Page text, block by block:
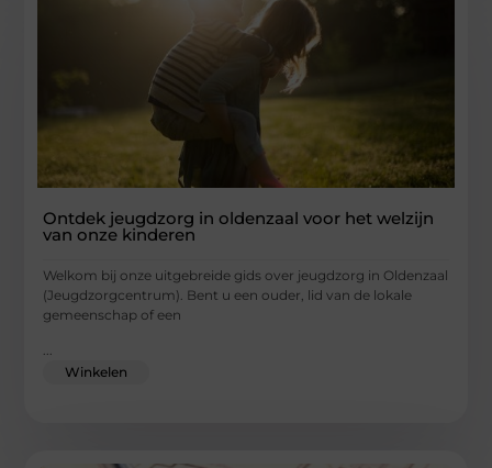
Ontdek jeugdzorg in oldenzaal voor het welzijn
van onze kinderen
Welkom bij onze uitgebreide gids over jeugdzorg in Oldenzaal
(Jeugdzorgcentrum). Bent u een ouder, lid van de lokale
gemeenschap of een
...
Winkelen